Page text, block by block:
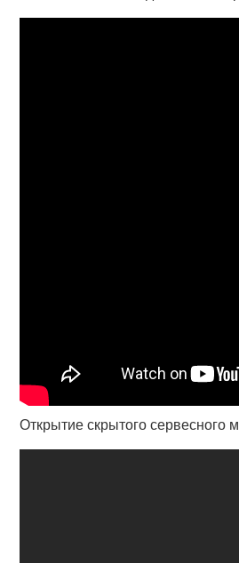
Открытие скрытого сервесного